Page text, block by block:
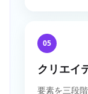
05
クリエイ
要素を三段